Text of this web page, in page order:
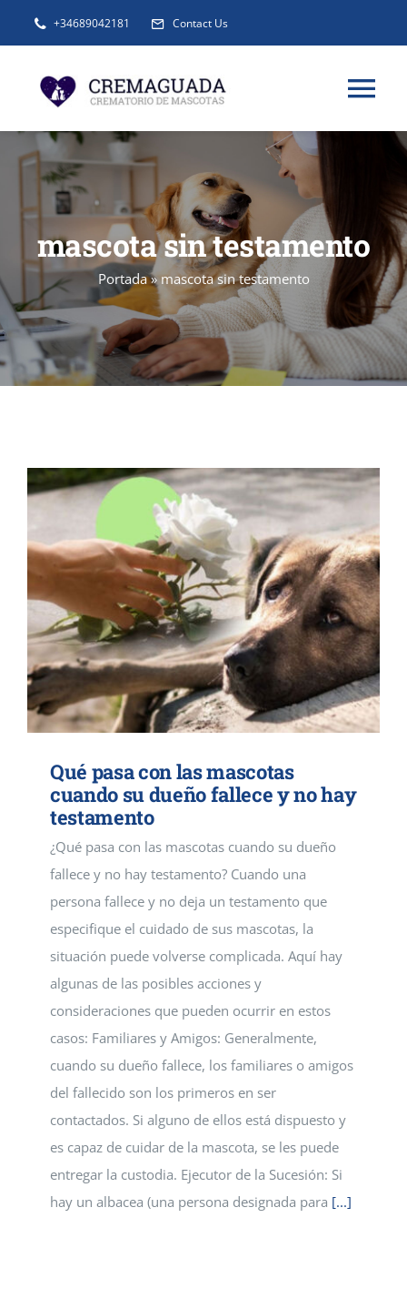
+34689042181 Contact Us
INFORMACIÓN
SERVICIOS
URNAS Y RECUERDOS
BLOG
mascota sin testamento
Portada»mascota sin testamento
Qué pasa con las mascotas
cuando su dueño fallece y no hay
testamento
¿Qué pasa con las mascotas cuando su dueño
fallece y no hay testamento? Cuando una
persona fallece y no deja un testamento que
especifique el cuidado de sus mascotas, la
situación puede volverse complicada. Aquí hay
algunas de las posibles acciones y
consideraciones que pueden ocurrir en estos
casos: Familiares y Amigos: Generalmente,
cuando su dueño fallece, los familiares o amigos
del fallecido son los primeros en ser
contactados. Si alguno de ellos está dispuesto y
es capaz de cuidar de la mascota, se les puede
entregar la custodia. Ejecutor de la Sucesión: Si
hay un albacea (una persona designada para [...]